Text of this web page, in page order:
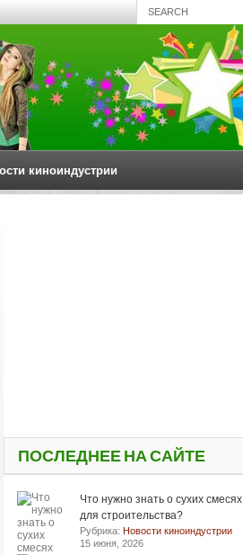
киноиндустрии
ПОСЛЕДНЕЕ НА САЙТЕ
Что нужно знать о сухих смесях
для строительства?
Рубрика: Новости киноиндустрии
15 июня, 2026